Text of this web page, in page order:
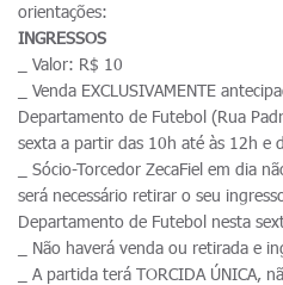
orientações:
INGRESSOS
_ Valor: R$ 10
_ Venda EXCLUSIVAMENTE
Departamento de Futebol (Rua
sexta a partir das 10h até às 12h e
_ Sócio-Torcedor ZecaFiel em dia
será necessário retirar o seu
Departamento de Futebol nesta
_ Não haverá venda ou retirada e
_ A partida terá TORCIDA ÚNICA,